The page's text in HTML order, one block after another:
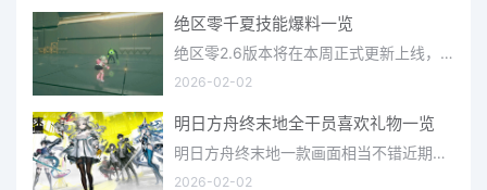
绝区零千夏技能爆料一览
绝区零2.6版本将在本周正式更新上线，上周的前瞻直播官方给玩家们带来关于最新版本的卡池信息和相关活动内容，
2026-02-02
明日方舟终末地全干员喜欢礼物一览
明日方舟终末地一款画面相当不错近期非常火爆的大型二次元冒险游戏，这里有相当多好看的干员可以让你来抽取并
2026-02-02